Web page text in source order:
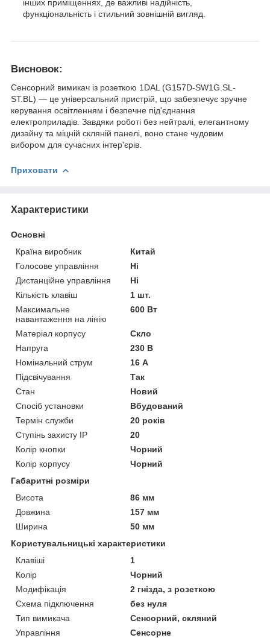
інших приміщеннях, де важливі надійність,
функціональність і стильний зовнішній вигляд.
Висновок:
Сенсорний вимикач із розеткою 1DAL (G157D-SW1G.SL-
ST.BL) — це універсальний пристрій, що забезпечує зручне
керування освітленням і безпечне під'єднання
електроприладів. Завдяки роботі без нейтралі, елегантному
дизайну та міцній скляній панелі, воно стане чудовим
вибором для сучасних інтер'єрів.
Приховати
Характеристики
Основні
Країна виробник
Китай
Голосове управління
Ні
Дистанційне управління
Ні
Кількість клавіш
1 шт.
Максимальне
навантаження на лінію
600 Вт
Матеріал корпусу
Скло
Напруга
230 В
Номінальний струм
16 А
Підсвічування
Так
Стан
Новий
Спосіб установки
Вбудований
Термін служби
20 років
Ступінь захисту IP
20
Колір кнопки
Чорний
Колір корпусу
Чорний
Габаритні розміри
Висота
86 мм
Довжина
157 мм
Ширина
50 мм
Користувальницькі характеристики
Клавіші
1
Колір
Чорний
Модифікація
2 гнізда, з розеткою
Схема підключення
без нуля
Тип вимикача
Сенсорний, скляний
Управління
Сенсорне